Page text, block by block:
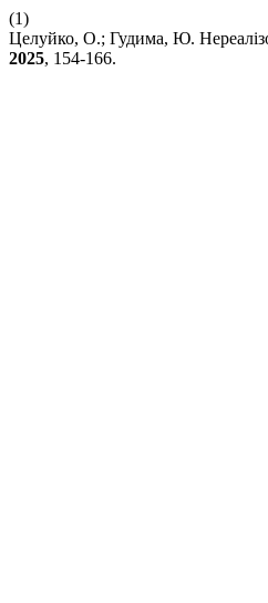
(1)
Целуйко, О.; Гудима, Ю.
2025, 154-166.